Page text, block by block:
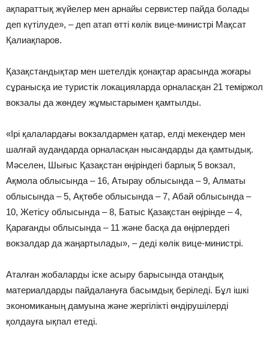
ақпараттық жүйелер мен арнайы сервистер пайда болады
деп күтілуде», – деп атап өтті көлік вице-министрі Мақсат
Қалиақпаров.
Қазақстандықтар мен шетелдік қонақтар арасында жоғары
сұранысқа ие туристік локацияларда орналасқан 21 теміржол
вокзалы да жөндеу жұмыстарымен қамтылды.
«Ірі қалалардағы вокзалдармен қатар, елді мекендер мен
шалғай аудандарда орналасқан нысандарды да қамтыдық.
Мәселен, Шығыс Қазақстан өңіріндегі барлық 5 вокзал,
Ақмола облысында – 16, Атырау облысында – 9, Алматы
облысында – 5, Ақтөбе облысында – 7, Абай облысында –
10, Жетісу облысында – 8, Батыс Қазақстан өңірінде – 4,
Қарағанды облысында – 11 және басқа да өңірлердегі
вокзалдар да жаңартылады», – деді көлік вице-министрі.
Аталған жобаларды іске асыру барысында отандық
материалдарды пайдалануға басымдық беріледі. Бұл ішкі
экономиканың дамуына және жергілікті өндірушілерді
қолдауға ықпал етеді.